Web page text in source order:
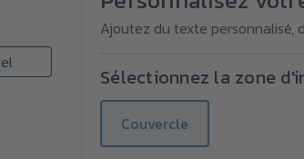
repas
Titan
en
recyclé
repas
Titan
en
recyclé
Ajoutez du texte personnalisé,
Sélectionnez la zone
Couvercle